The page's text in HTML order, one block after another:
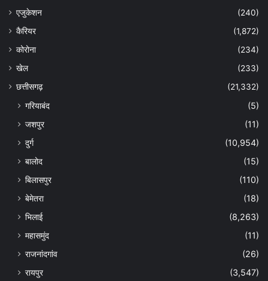
एजुकेशन
(240)
कैरियर
(1,872)
कोरोना
(234)
खेल
(233)
छत्तीसगढ़
(21,332)
गरियाबंद
(5)
जशपुर
(11)
दुर्ग
(10,954)
बालोद
(15)
बिलासपुर
(110)
बेमेतरा
(18)
भिलाई
(8,263)
महासमुंद
(11)
राजनांदगांव
(26)
रायपुर
(3,547)